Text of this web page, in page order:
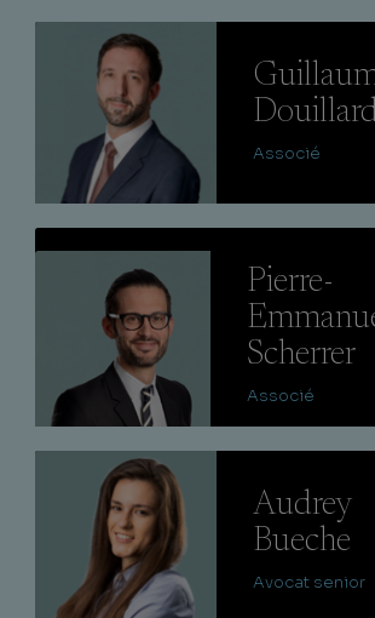
Associé
Pierre-
Scherrer
Associé
Audrey
Bueche
Avocat senior